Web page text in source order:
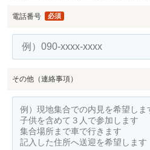
電話番号 必須
その他（連絡事項）